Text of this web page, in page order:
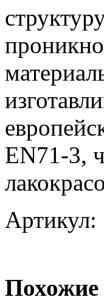
EN71-3,
Артикул:
Похожие